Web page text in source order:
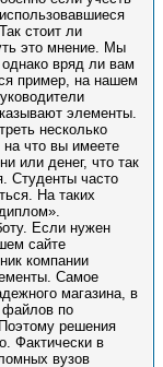
стоит ли
это мнение. Мы
вряд ли вам
пример, на нашем
элементы.
несколько
на что вы имеете
или денег, что так
Студенты часто
На таких
Если нужен
сайте
компании
Самое
магазина, в
файлов по
решения
Фактически в
вузов